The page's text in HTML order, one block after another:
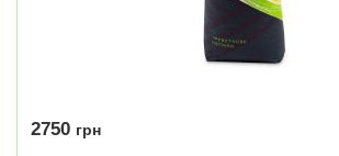
2750 грн